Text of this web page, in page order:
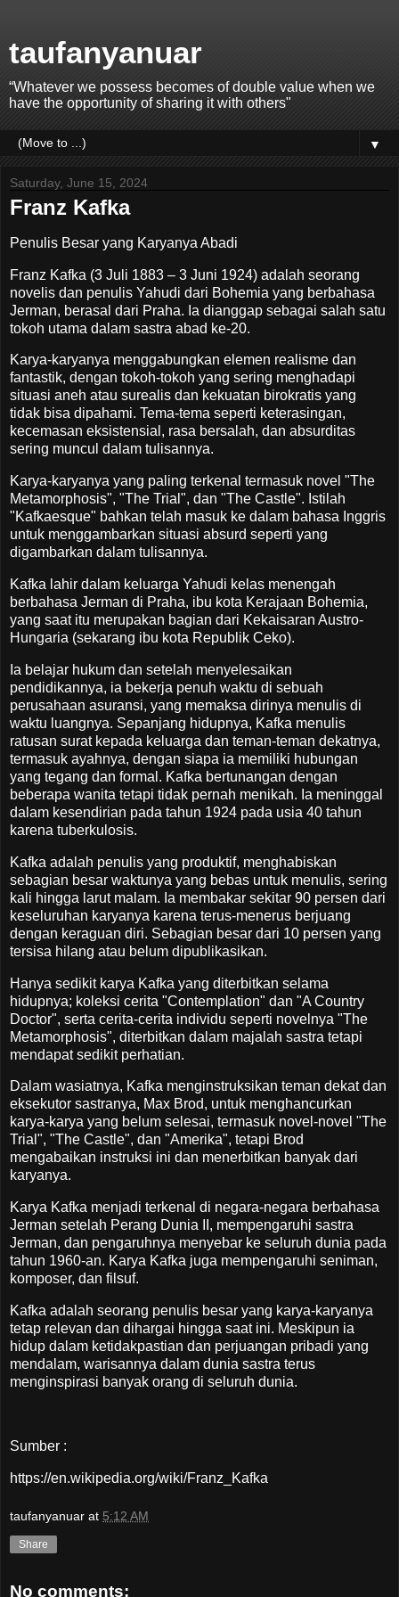
taufanyanuar
“Whatever we possess becomes of double value when we
have the opportunity of sharing it with others"
▼
Saturday, June 15, 2024
Franz Kafka
Penulis Besar yang Karyanya Abadi
Franz Kafka (3 Juli 1883 – 3 Juni 1924) adalah seorang
novelis dan penulis Yahudi dari Bohemia yang berbahasa
Jerman, berasal dari Praha. Ia dianggap sebagai salah satu
tokoh utama dalam sastra abad ke-20.
Karya-karyanya menggabungkan elemen realisme dan
fantastik, dengan tokoh-tokoh yang sering menghadapi
situasi aneh atau surealis dan kekuatan birokratis yang
tidak bisa dipahami. Tema-tema seperti keterasingan,
kecemasan eksistensial, rasa bersalah, dan absurditas
sering muncul dalam tulisannya.
Karya-karyanya yang paling terkenal termasuk novel "The
Metamorphosis", "The Trial", dan "The Castle". Istilah
"Kafkaesque" bahkan telah masuk ke dalam bahasa Inggris
untuk menggambarkan situasi absurd seperti yang
digambarkan dalam tulisannya.
Kafka lahir dalam keluarga Yahudi kelas menengah
berbahasa Jerman di Praha, ibu kota Kerajaan Bohemia,
yang saat itu merupakan bagian dari Kekaisaran Austro-
Hungaria (sekarang ibu kota Republik Ceko).
Ia belajar hukum dan setelah menyelesaikan
pendidikannya, ia bekerja penuh waktu di sebuah
perusahaan asuransi, yang memaksa dirinya menulis di
waktu luangnya. Sepanjang hidupnya, Kafka menulis
ratusan surat kepada keluarga dan teman-teman dekatnya,
termasuk ayahnya, dengan siapa ia memiliki hubungan
yang tegang dan formal. Kafka bertunangan dengan
beberapa wanita tetapi tidak pernah menikah. Ia meninggal
dalam kesendirian pada tahun 1924 pada usia 40 tahun
karena tuberkulosis.
Kafka adalah penulis yang produktif, menghabiskan
sebagian besar waktunya yang bebas untuk menulis, sering
kali hingga larut malam. Ia membakar sekitar 90 persen dari
keseluruhan karyanya karena terus-menerus berjuang
dengan keraguan diri. Sebagian besar dari 10 persen yang
tersisa hilang atau belum dipublikasikan.
Hanya sedikit karya Kafka yang diterbitkan selama
hidupnya; koleksi cerita "Contemplation" dan "A Country
Doctor", serta cerita-cerita individu seperti novelnya "The
Metamorphosis", diterbitkan dalam majalah sastra tetapi
mendapat sedikit perhatian.
Dalam wasiatnya, Kafka menginstruksikan teman dekat dan
eksekutor sastranya, Max Brod, untuk menghancurkan
karya-karya yang belum selesai, termasuk novel-novel "The
Trial", "The Castle", dan "Amerika", tetapi Brod
mengabaikan instruksi ini dan menerbitkan banyak dari
karyanya.
Karya Kafka menjadi terkenal di negara-negara berbahasa
Jerman setelah Perang Dunia II, mempengaruhi sastra
Jerman, dan pengaruhnya menyebar ke seluruh dunia pada
tahun 1960-an. Karya Kafka juga mempengaruhi seniman,
komposer, dan filsuf.
Kafka adalah seorang penulis besar yang karya-karyanya
tetap relevan dan dihargai hingga saat ini. Meskipun ia
hidup dalam ketidakpastian dan perjuangan pribadi yang
mendalam, warisannya dalam dunia sastra terus
menginspirasi banyak orang di seluruh dunia.
Sumber :
https://en.wikipedia.org/wiki/Franz_Kafka
taufanyanuar at 5:12 AM
Share
No comments: